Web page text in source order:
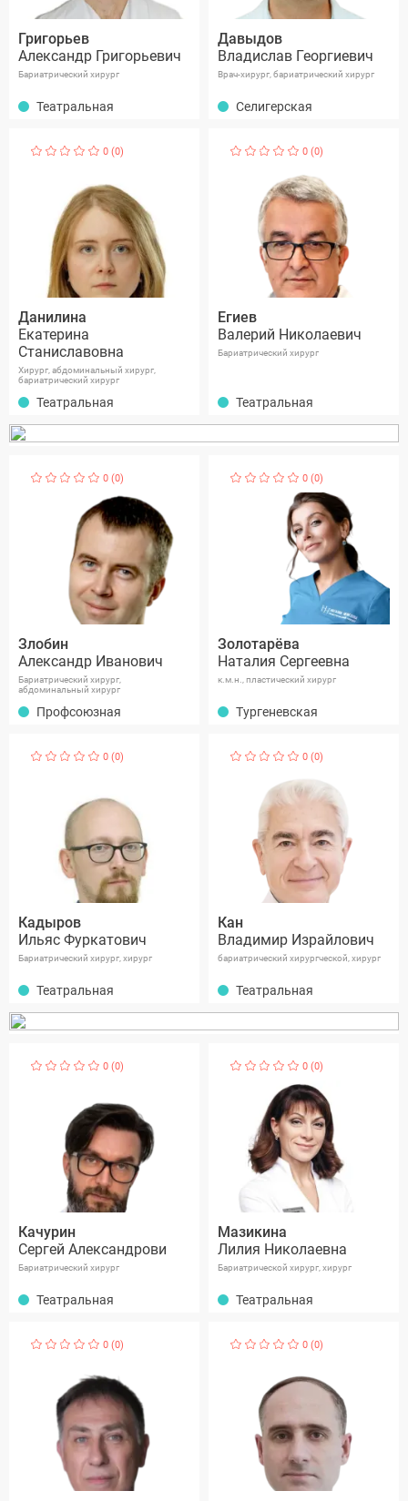
Григорьев
Александр Григорьевич
Бариатрический хирург
Театральная
Давыдов
Владислав Георгиевич
Врач-хирург, бариатрический хирург
Селигерская
0 (0)
Данилина
Екатерина
Станиславовна
Хирург, абдоминальный хирург,
бариатрический хирург
Театральная
0 (0)
Егиев
Валерий Николаевич
Бариатрический хирург
Театральная
0 (0)
Злобин
Александр Иванович
Бариатрический хирург,
абдоминальный хирург
Профсоюзная
0 (0)
Золотарёва
Наталия Сергеевна
к.м.н., пластический хирург
Тургеневская
0 (0)
Кадыров
Ильяс Фуркатович
Бариатрический хирург, хирург
Театральная
0 (0)
Кан
Владимир Израйлович
бариатрический хирургческой, хирург
Театральная
0 (0)
Качурин
Сергей Александрови
Бариатрический хирург
Театральная
0 (0)
Мазикина
Лилия Николаевна
Бариатрической хирург, хирург
Театральная
0 (0) 0 (0)